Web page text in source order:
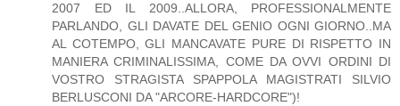
2007 ED IL 2009..ALLORA, PROFESSIONALMENTE
PARLANDO, GLI DAVATE DEL GENIO OGNI GIORNO..MA
AL COTEMPO, GLI MANCAVATE PURE DI RISPETTO IN
MANIERA CRIMINALISSIMA, COME DA OVVI ORDINI DI
VOSTRO STRAGISTA SPAPPOLA MAGISTRATI SILVIO
BERLUSCONI DA "ARCORE-HARDCORE")!